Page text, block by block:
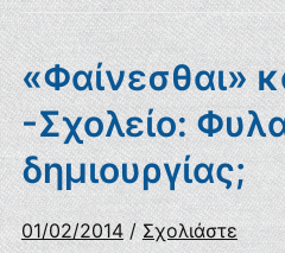
«Φαίνεσθαι»
-Σχολείο:
δημιουργίας;
01/02/2014 / Σχολιάστε